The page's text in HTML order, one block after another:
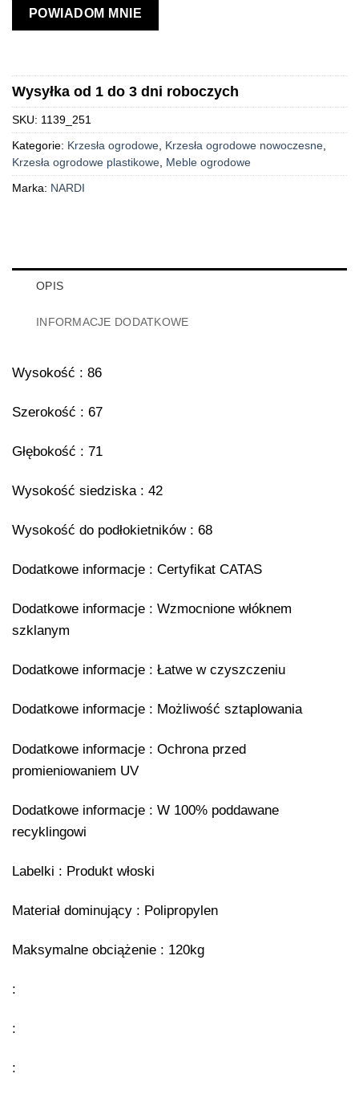
POWIADOM MNIE
Wysyłka od 1 do 3 dni roboczych
SKU: 1139_251
Kategorie: Krzesła ogrodowe, Krzesła ogrodowe nowoczesne,
Krzesła ogrodowe plastikowe, Meble ogrodowe
Marka: NARDI
OPIS
INFORMACJE DODATKOWE
Wysokość : 86
Szerokość : 67
Głębokość : 71
Wysokość siedziska : 42
Wysokość do podłokietników : 68
Dodatkowe informacje : Certyfikat CATAS
Dodatkowe informacje : Wzmocnione włóknem
szklanym
Dodatkowe informacje : Łatwe w czyszczeniu
Dodatkowe informacje : Możliwość sztaplowania
Dodatkowe informacje : Ochrona przed
promieniowaniem UV
Dodatkowe informacje : W 100% poddawane
recyklingowi
Labelki : Produkt włoski
Materiał dominujący : Polipropylen
Maksymalne obciążenie : 120kg
:
:
: